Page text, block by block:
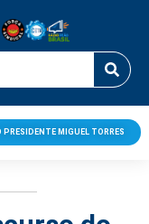
PRESIDENTE MIGUEL TORRES